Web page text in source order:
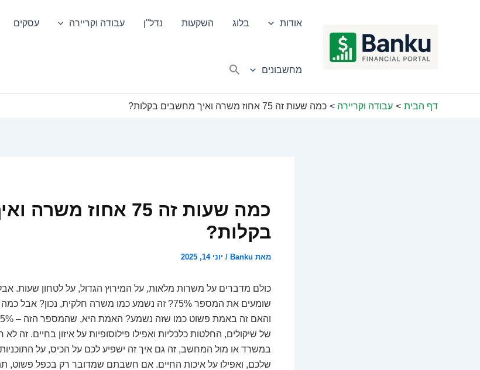
אודות בלוג השקעות נדל"ן עבודה וקריירה עסקים
מחשבונים
דף הבית עבודה וקריירה כמה שעות זה 75 אחוז משרה ואיך מחשבים בקלות?
כמה שעות זה 75 אחוז
בקלות?
מאת Banku
/ יוני 14, 2025
כולם מדברים על משרות מלאות, על המירוץ הגדול, על לטחון שעות.
שומעים את המספר 75%? זה נשמע כמו משרה חלקית, נכון?
של שיקולים, החלטות כלכליות ואפילו פילוסופיות על איזון בחיים. זה
במשרד או מול המחשב, זה גם איך זה ישפיע לכם על הכיס, על התוכניות
שלכם, ואפילו על איכות החיים. אם חשבתם שמדובר רק בכפל פשוט,